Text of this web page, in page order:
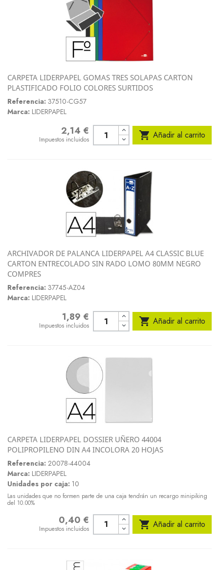
CARPETA LIDERPAPEL GOMAS TRES SOLAPAS CARTON
PLASTIFICADO FOLIO COLORES SURTIDOS
Referencia: 37510-CG57
Marca: LIDERPAPEL
2,14 €
Impuestos incluidos  Añadir al carrito
ARCHIVADOR DE PALANCA LIDERPAPEL A4 CLASSIC BLUE
CARTON ENTRECOLADO SIN RADO LOMO 80MM NEGRO
COMPRES
Referencia: 37745-AZ04
Marca: LIDERPAPEL
1,89 €
Impuestos incluidos  Añadir al carrito
CARPETA LIDERPAPEL DOSSIER UÑERO 44004
POLIPROPILENO DIN A4 INCOLORA 20 HOJAS
Referencia: 20078-44004
Marca: LIDERPAPEL
Unidades por caja: 10
Las unidades que no formen parte de una caja tendrán un recargo minipiking
del 10.00%
0,40 €
Impuestos incluidos  Añadir al carrito